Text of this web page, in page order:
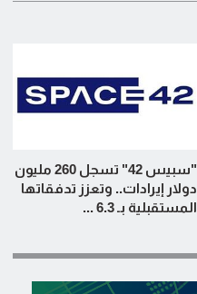
"سبيس 42" تسجل 260 مليون
دولار إيرادات.. وتعزز تدفقاتها
المستقبلية بـ 6.3 ...